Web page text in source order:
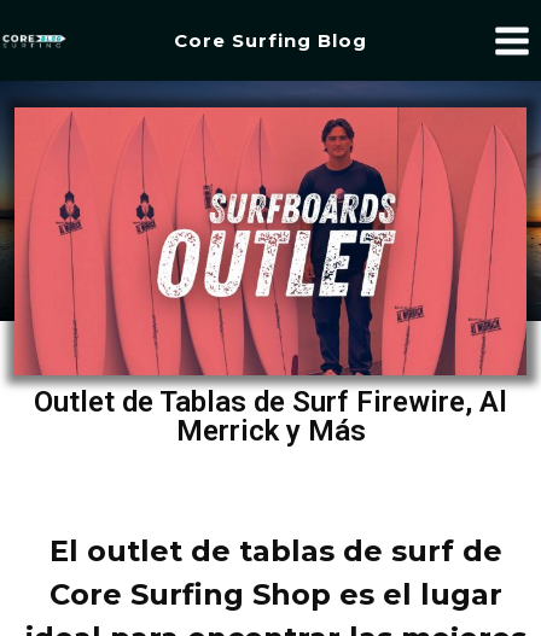
Core Surfing Blog
Outlet de Tablas de Surf Firewire, Al
Merrick y Más
El outlet de tablas de surfde
Core Surfing Shop es el lugar